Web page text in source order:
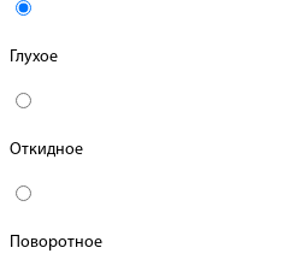
Глухое
Откидное
Поворотное